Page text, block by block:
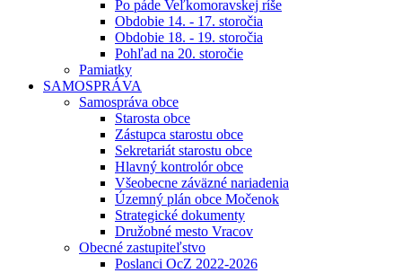
Po páde Veľkomoravskej ríše
Obdobie 14. - 17. storočia
Obdobie 18. - 19. storočia
Pohľad na 20. storočie
Pamiatky
SAMOSPRÁVA
Samospráva obce
Starosta obce
Zástupca starostu obce
Sekretariát starostu obce
Hlavný kontrolór obce
Všeobecne záväzné nariadenia
Územný plán obce Močenok
Strategické dokumenty
Družobné mesto Vracov
Obecné zastupiteľstvo
Poslanci OcZ 2022-2026